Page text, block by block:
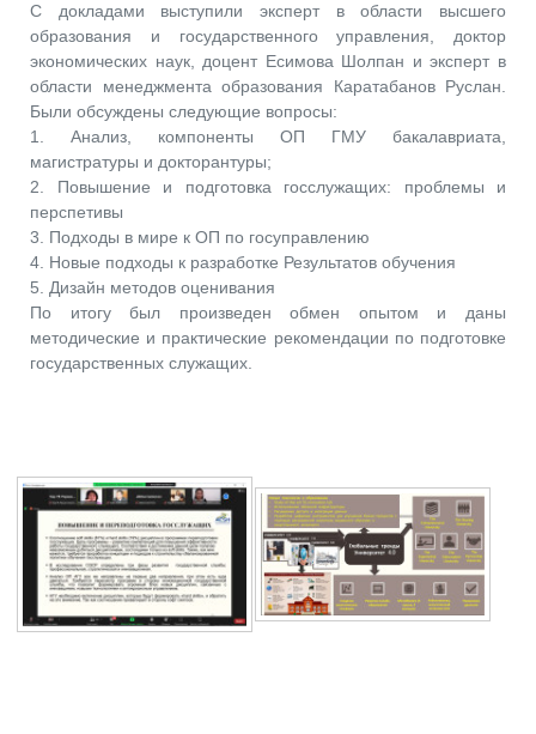
С докладами выступили эксперт в области высшего
образования и государственного управления, доктор
экономических наук, доцент Есимова Шолпан и эксперт в
области менеджмента образования Каратабанов Руслан.
Были обсуждены следующие вопросы:
1. Анализ, компоненты ОП ГМУ бакалавриата,
магистратуры и докторантуры;
2. Повышение и подготовка госслужащих: проблемы и
перспетивы
3. Подходы в мире к ОП по госуправлению
4. Новые подходы к разработке Результатов обучения
5. Дизайн методов оценивания
По итогу был произведен обмен опытом и даны
методические и практические рекомендации по подготовке
государственных служащих.